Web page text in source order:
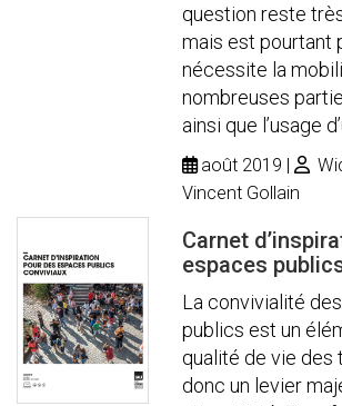
question reste
mais est pourtant
nécessite la
nombreuses
ainsi que l’usage
août 2019
Vincent Gollain
Carnet
espaces
La convivialité
publics est un
qualité de vie des
donc un levier